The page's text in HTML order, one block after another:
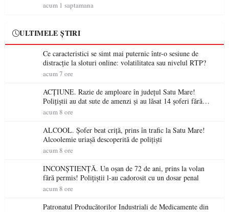
acum 1 saptamana
ULTIMELE ȘTIRI
Ce caracteristici se simt mai puternic într-o sesiune de
distracție la sloturi online: volatilitatea sau nivelul RTP?
acum 7 ore
ACȚIUNE. Razie de amploare în județul Satu Mare!
Polițiștii au dat sute de amenzi și au lăsat 14 șoferi fără
permis într-o singură zi
acum 8 ore
ALCOOL. Șofer beat criță, prins în trafic la Satu Mare!
Alcoolemie uriașă descoperită de polițiști
acum 8 ore
INCONȘTIENȚĂ. Un oșan de 72 de ani, prins la volan
fără permis! Polițiștii l-au cadorosit cu un dosar penal
acum 8 ore
Patronatul Producătorilor Industriali de Medicamente din